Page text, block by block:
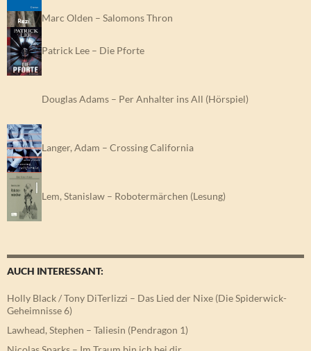
Marc Olden – Salomons Thron
Patrick Lee – Die Pforte
Douglas Adams – Per Anhalter ins All (Hörspiel)
Langer, Adam – Crossing California
Lem, Stanislaw – Robotermärchen (Lesung)
AUCH INTERESSANT:
Holly Black / Tony DiTerlizzi – Das Lied der Nixe (Die Spiderwick-
Geheimnisse 6)
Lawhead, Stephen – Taliesin (Pendragon 1)